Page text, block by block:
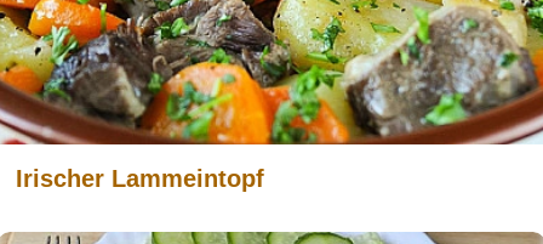
Irischer Lammeintopf